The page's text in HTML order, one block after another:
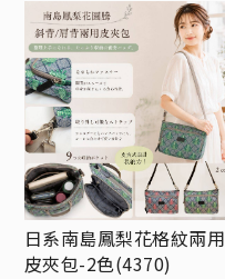
日系南島鳳梨花格紋兩用
皮夾包-2色(4370)